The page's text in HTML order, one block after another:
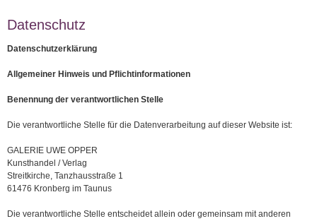
Datenschutz
Datenschutzerklärung
Allgemeiner Hinweis und Pflichtinformationen
Benennung der verantwortlichen Stelle
Die verantwortliche Stelle für die Datenverarbeitung auf dieser Website ist:
GALERIE UWE OPPER
Kunsthandel / Verlag
Streitkirche, Tanzhausstraße 1
61476 Kronberg im Taunus
Die verantwortliche Stelle entscheidet allein oder gemeinsam mit anderen